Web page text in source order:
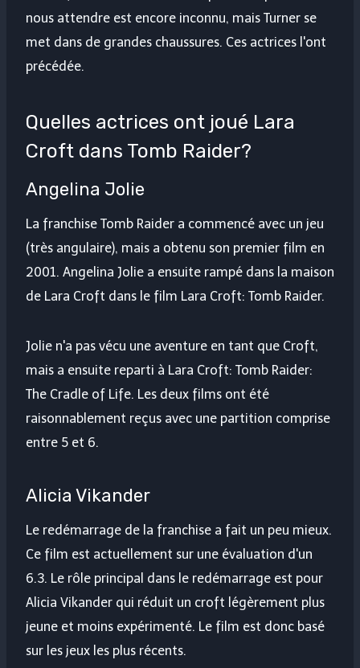
nous attendre est encore inconnu, mais Turner se
met dans de grandes chaussures. Ces actrices l'ont
précédée.
Quelles actrices ont joué Lara
Croft dans Tomb Raider?
Angelina Jolie
La franchise Tomb Raider a commencé avec un jeu
(très angulaire), mais a obtenu son premier film en
2001. Angelina Jolie a ensuite rampé dans la maison
de Lara Croft dans le film Lara Croft: Tomb Raider.
Jolie n'a pas vécu une aventure en tant que Croft,
mais a ensuite reparti à Lara Croft: Tomb Raider:
The Cradle of Life. Les deux films ont été
raisonnablement reçus avec une partition comprise
entre 5 et 6.
Alicia Vikander
Le redémarrage de la franchise a fait un peu mieux.
Ce film est actuellement sur une évaluation d'un
6.3. Le rôle principal dans le redémarrage est pour
Alicia Vikander qui réduit un croft légèrement plus
jeune et moins expérimenté. Le film est donc basé
sur les jeux les plus récents.